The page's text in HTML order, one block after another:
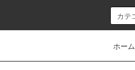
ホーム